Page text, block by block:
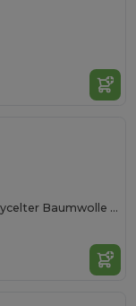
Kindersweatshirt aus recycelter Baumwolle und Polyester